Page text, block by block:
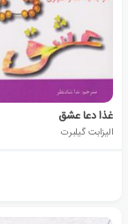
غذا دعا عشق
الیزابت گیلبرت